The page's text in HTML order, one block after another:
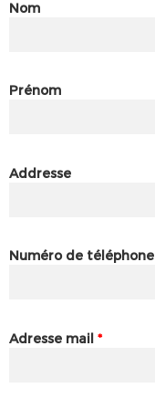
Nom
Prénom
Addresse
Numéro de téléphone
Adresse mail *